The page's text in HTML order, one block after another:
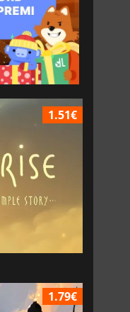
1.51€
1.79€